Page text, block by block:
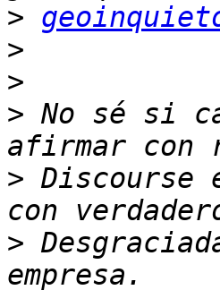
>
>
>
> No sé si
> Discourse
>